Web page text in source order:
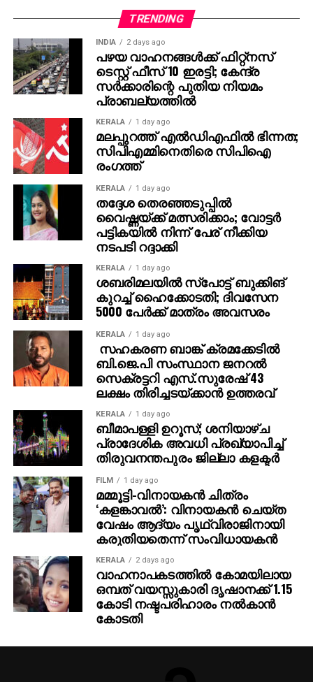
വിവരമനുസരിച്ച് പ്രാഥമിക ക്ലാസുകളില്‍ തന്നെ
ഇംഗ്ലീഷ്-മലയാളം മീഡിയം പ്രവേശന അനുപാതം
70:30 ആയി മാറിയിട്ടുണ്ട്. ഇംഗ്ലീഷ് കൂടുതല്‍
ഗുണമേറിയ പഠനമാധ്യമമാണെന്ന
പൊതുധാരണയാണ് ഈ മാറ്റത്തിന് പിന്നിലെന്ന് കേരള
ഇന്‍ഫ്രാസ്ട്രക്ചര്‍ ആന്‍ഡ് ടെക്‌നോളജി ഫോര്‍
എഡ്യൂക്കേഷന്‍ (കൈറ്റ്) സിഇഒ കെ. അന്‍വര്‍ സാദത്ത്
അഭിപ്രായപ്പെട്ടു. എന്നാല്‍ മീഡിയമല്ല, സ്‌കൂള്‍
നല്‍കുന്ന ഭാഷാ പരിശീലനമാണ് വിജയത്തിനുള്ള
നിര്‍ണ്ണായക ഘടകമെന്നും അദ്ദേഹം കൂട്ടിച്ചേര്‍ത്തു.
മാതൃഭാഷാ വിദ്യാഭ്യാസത്തിന്റെ പ്രാധാന്യം
അധികൃതര്‍ ചര്‍ച്ച ചെയ്യുമ്പോഴും, സമൂഹത്തിന്റെ
താല്‍പര്യം വിപരീതമാണെന്ന് സംസ്ഥാന
വിദ്യാഭ്യാസ ഗവേഷണപരിശീലന കൗണ്‍സില്‍
ഡയറക്ടര്‍ ജയപ്രകാശ് ആര്‍. കെ. ചൂണ്ടിക്കാട്ടി. ഗ്രാമ-
നഗര വ്യത്യാസം കുറഞ്ഞതും മധ്യവര്‍ഗ്ഗത്തിന്റെ
വളര്‍ച്ചയും ഈ മാറ്റത്തിന്റെ സൂചനയായെന്നും
അദ്ദേഹം പറഞ്ഞു. 2025ല്‍ SSLC എഴുതിയവര്‍ 2014-
15ല്‍ ഒന്നാം ക്ലാസില്‍ ചേര്‍ന്നവരാണെന്നും
വരാനിരിക്കുന്ന വര്‍ഷങ്ങളില്‍ മലയാളം മീഡിയം
വിദ്യാര്‍ത്ഥികളുടെ എണ്ണം കുറഞ്ഞേക്കുമെന്നും
അദ്ദേഹത്തിന്റെ വിലയിരുത്തല്‍.
മലയാളം മീഡിയത്തിലെ ഇടിവ് സംസ്ഥാന
വികസനത്തിനുതന്നെ ഭീഷണിയാകാമെന്ന് ഐക്യ
മലയാള പ്രസ്ഥാനം സംസ്ഥാന കണ്‍വീനര്‍ ആര്‍.
നന്ദകുമാര്‍ മുന്നറിയിപ്പ് നല്‍കി. മലയാളവുമായി
വിദ്യാര്‍ത്ഥികള്‍ക്ക് അടുപ്പമില്ലാത്തത്, നാട്ടിന്‍
പരിസരത്തെ ഭൂമിശാസ്ത്ര-പരിസ്ഥിതി ബോധത്തെ
തന്നെ ബാധിക്കുമെന്നാണ് അദ്ദേഹത്തിന്റെ അഭിപ്രായം.
ഇംഗ്ലീഷ് പഠിപ്പിക്കുന്നതിനെതിരെ താന്‍ അല്ലെങ്കിലും,
ആവശ്യമായ ഇടപെടലുകള്‍ ഇല്ലെങ്കില്‍ പുതിയ
സാമൂഹിക-വിദ്യാഭ്യാസ പ്രശ്‌നങ്ങള്‍
ഉയര്‍ന്നേക്കുമെന്നാണ് നന്ദകുമാര്‍ മുന്നറിയിപ്പ്
നല്‍കിയത്.
TRENDING
INDIA 2 days ago
പഴയ വാഹനങ്ങള്‍ക്ക് ഫിറ്റ്‌നസ്
ടെസ്റ്റ് ഫീസ് 10 ഇരട്ടി; കേന്ദ്ര
സര്‍ക്കാരിന്റെ പുതിയ നിയമം
പ്രാബല്യത്തില്‍
KERALA 1 day ago
മലപ്പുറത്ത് എല്‍ഡിഎഫില്‍ ഭിന്നത;
സിപിഎമ്മിനെതിരെ സിപിഐ
രംഗത്ത്
KERALA 1 day ago
തദ്ദേശ തെരഞ്ഞടുപ്പില്‍
വൈഷ്ണയ്ക്ക് മത്സരിക്കാം; വോട്ടര്‍
പട്ടികയില്‍ നിന്ന് പേര് നീക്കിയ
നടപടി റദ്ദാക്കി
KERALA 1 day ago
ശബരിമലയില്‍ സ്‌പോട്ട് ബുക്കിങ്
കുറച്ച് ഹൈക്കോടതി; ദിവസേന
5000 പേര്‍ക്ക് മാത്രം അവസരം
KERALA 1 day ago
സഹകരണ ബാങ്ക് ക്രമക്കേടില്‍
ബി.ജെ.പി സംസ്ഥാന ജനറല്‍
സെക്രട്ടറി എസ്.സുരേഷ് 43
ലക്ഷം തിരിച്ചടയ്ക്കാന്‍ ഉത്തരവ്
KERALA 1 day ago
ബീമാപള്ളി ഉറൂസ്; ശനിയാഴ്ച
പ്രാദേശിക അവധി പ്രഖ്യാപിച്ച്
തിരുവനന്തപുരം ജില്ലാ കളക്ടര്‍
FILM 1 day ago
മമ്മൂട്ടി-വിനായകന്‍ ചിത്രം
‘കളങ്കാവല്‍’: വിനായകന്‍ ചെയ്ത
വേഷം ആദ്യം പൃഥ്വിരാജിനായി
കരുതിയതെന്ന് സംവിധായകന്‍
KERALA 2 days ago
വാഹനാപകടത്തില്‍ കോമയിലായ
ഒമ്പത് വയസ്സുകാരി ദൃഷാനക്ക് 1.15
കോടി നഷ്ടപരിഹാരം നല്‍കാന്‍
കോടതി